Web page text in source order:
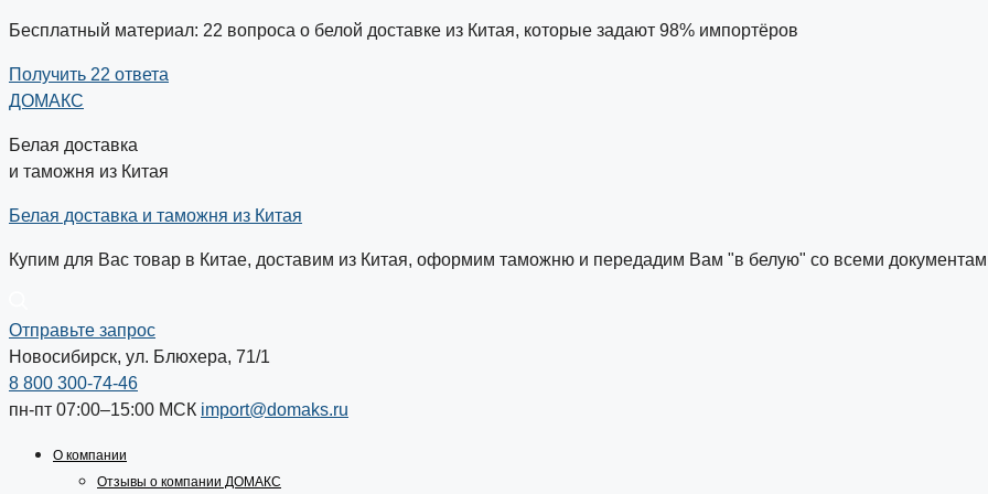
Бесплатный материал: 22 вопроса о белой доставке из Китая, которые задают 98% импортёров
Получить 22 ответа
ДОМАКС
Белая доставка
и таможня из Китая
Белая доставка и таможня из Китая
Купим для Вас товар в Китае, доставим из Китая, оформим таможню и передадим Вам "в белую" со всеми
Отправьте запрос
Новосибирск, ул. Блюхера, 71/1
8 800 300-74-46
пн-пт 07:00–15:00 МСК import@domaks.ru
О компании
Отзывы о компании ДОМАКС